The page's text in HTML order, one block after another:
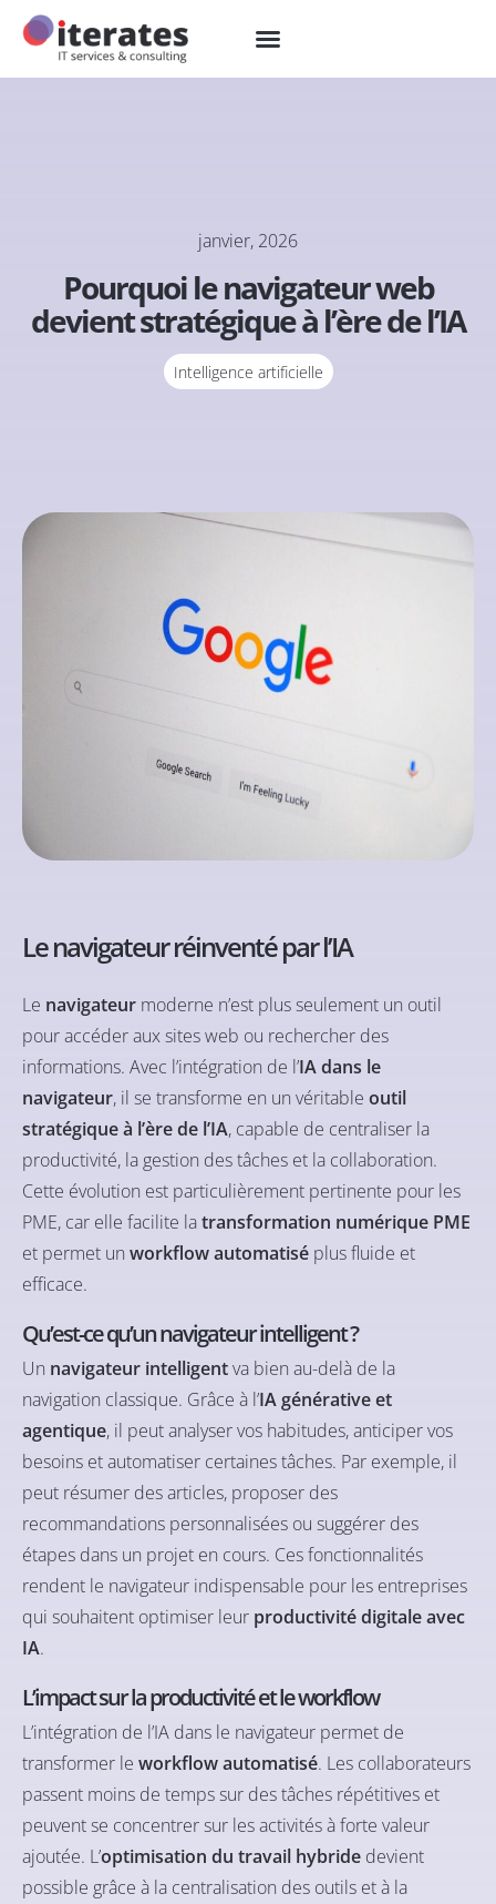
janvier, 2026
Pourquoi le navigateur web
devient stratégique à l’ère de l’IA
Intelligence artificielle
Le navigateur réinventé par l’IA
Le navigateur moderne n’est plus seulement un outil
pour accéder aux sites web ou rechercher des
informations. Avec l’intégration de l’IA dans le
navigateur, il se transforme en un véritable outil
stratégique à l’ère de l’IA, capable de centraliser la
productivité, la gestion des tâches et la collaboration.
Cette évolution est particulièrement pertinente pour les
PME, car elle facilite latransformation numérique PME
et permet un workflow automatisé plus fluide et
efficace.
Qu’est-ce qu’un navigateur intelligent ?
Un navigateur intelligentva bien au-delà de la
navigation classique. Grâce à l’IA générative et
agentique, il peut analyser vos habitudes, anticiper vos
besoins et automatiser certaines tâches. Par exemple, il
peut résumer des articles, proposer des
recommandations personnalisées ou suggérer des
étapes dans un projet en cours. Ces fonctionnalités
rendent le navigateur indispensable pour les entreprises
qui souhaitent optimiser leur productivité digitale avec
IA.
L’impact sur la productivité et le workflow
L’intégration de l’IA dans le navigateur permet de
transformer le workflow automatisé. Les collaborateurs
passent moins de temps sur des tâches répétitives et
peuvent se concentrer sur les activités à forte valeur
ajoutée. L’optimisation du travail hybride devient
possible grâce à la centralisation des outils et à la